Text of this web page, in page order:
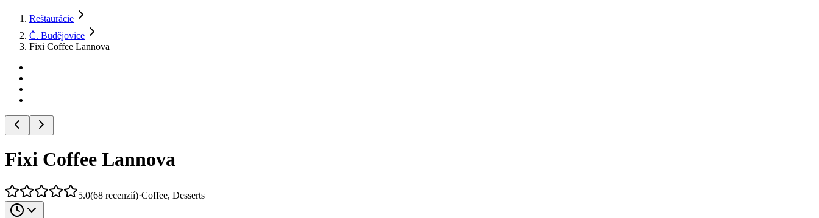
Reštaurácie
Č. Budějovice
Fixi Coffee Lannova
Fixi Coffee Lannova
5.0(68 recenzií)·Coffee, Desserts